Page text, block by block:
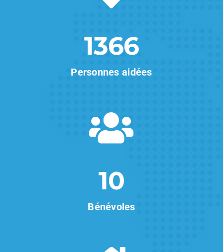
1366
Personnes aidées
10
Bénévoles